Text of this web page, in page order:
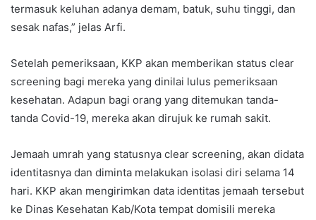
termasuk keluhan adanya demam, batuk, suhu tinggi, dan
sesak nafas,” jelas Arfi.
Setelah pemeriksaan, KKP akan memberikan status clear
screening bagi mereka yang dinilai lulus pemeriksaan
kesehatan. Adapun bagi orang yang ditemukan tanda-
tanda Covid-19, mereka akan dirujuk ke rumah sakit.
Jemaah umrah yang statusnya clear screening, akan didata
identitasnya dan diminta melakukan isolasi diri selama 14
hari. KKP akan mengirimkan data identitas jemaah tersebut
ke Dinas Kesehatan Kab/Kota tempat domisili mereka